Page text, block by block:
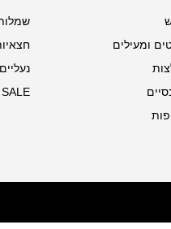
ומעילים
נעליים
SALE